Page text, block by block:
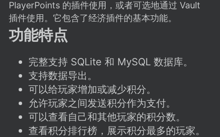
教程 材质 社区
11-27 02:06
电脑端 社区规则
议贴】SodaMC 的改进与建议 🧃
社区的建议&反馈板块，欢迎每
在这里畅所欲言，提出你对 社区功能、
、管理方式等方面 的任何想法！...
PlayerPoints 的插件使用，或者可选地通过 Vault
插件使用。它包含了经济插件的基本功能。
功能特点
完整支持 SQLite 和 MySQL 数据库。
支持数据导出。
可以给玩家增加或减少积分。
允许玩家之间发送积分作为支付。
可以查看自己和其他玩家的积分数。
查看积分排行榜，展示积分最多的玩家。